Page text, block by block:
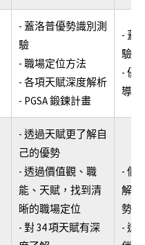
- 蓋洛普優勢識別測
驗
- 職場定位方法
- 各項天賦深度解析
- PGSA 鍛鍊計畫
- 蓋
驗
- 優
導
- 透過天賦更了解自
己的優勢
- 透過價值觀、職
能、天賦，找到清
晰的職場定位
- 對 34 項天賦有深
- 個
解自
勢
- 透